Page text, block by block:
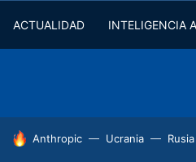
ACTUALIDAD INTELIGENCIA
HOY SE HABLA DE
Anthropic Ucrania Rusia